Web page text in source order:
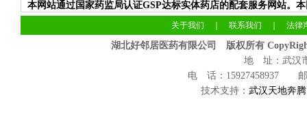
本网站通过国家药监局认证GSP达标实体药店的配套服务网站。
关于我们 联系我们 法律
湖北好邻居医药有限公司 版权所有
地 址：武汉
电 话：15927458937 邮
技术支持： 武汉天地奔